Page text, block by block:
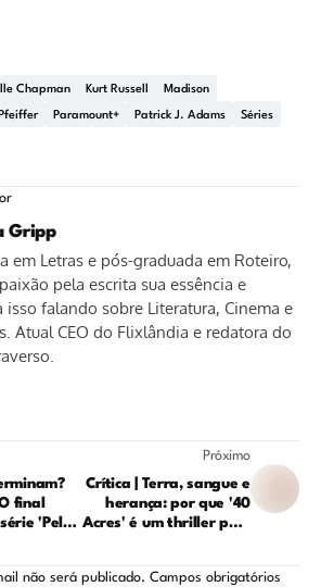
Chapman Kurt Russell Madison
Paramount+ Patrick J. Adams Séries
Gripp
em Letras e pós-graduada em Roteiro,
pela escrita sua essência e
isso falando sobre Literatura, Cinema e
Atual CEO do Flixlândia e redatora do
final
'Pelo
Próximo
Crítica | Terra, sangue e
herança: por que '40
Acres' é um thriller pós-
não será publicado. Campos obrigatórios